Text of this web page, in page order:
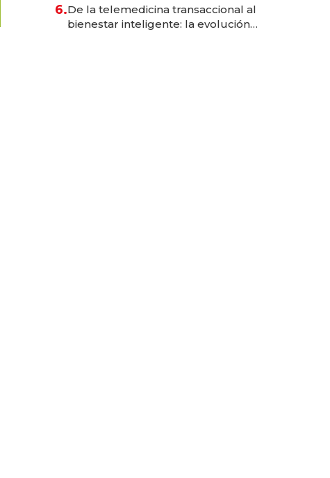
6.De la telemedicina transaccional al
bienestar inteligente: la evolución